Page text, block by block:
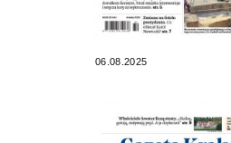
06.08.2025